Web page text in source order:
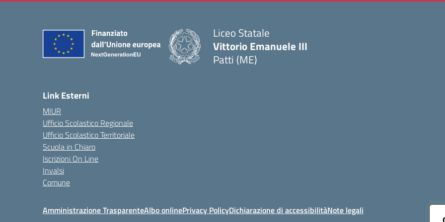
Liceo Statale
Vittorio Emanuele III
Patti (ME)
Link Esterni
MIUR
Ufficio Scolastico Regionale
Ufficio Scolastico Territoriale
Scuola in Chiaro
Iscrizioni On Line
Invalsi
Comune
Amministrazione TrasparenteAlbo onlinePrivacy PolicyDichiarazione di accessibilitàNote legali